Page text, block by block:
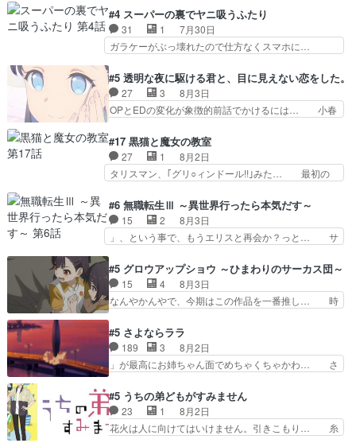
めに東京へ!/でも観光よ… 旅の支度全部やってく
れる先輩、なんだかん… 第５話をｄアニメストア
で視聴しました。視…
を人間に戻して欲しいでも自分達が代わ… ご視聴
ありがとうございました見るたびに切… 誰かと思
ったらちゅー先輩か。しれっと相方… 第５話感
想：コ□した相手にも家族や…､戦… つらい回
ナとミミも可愛かった2人の関係… 確かに相手に
も家族や大切な人はいるけど、… 白シャツが作業
着みたいなもんなんですかね…
#4 スーパーの裏でヤニ吸うふたり
31 1
7月30日
ガラケーがぶっ壊れたので仕方なくスマホに…
はり出オチ感が否めず、エピソードの打率… 田山
さんが佐々木さんに沼っていく…こんな… 佐々木
さん、腕フェチなんですね笑最近まじ… 佐々木が
ガラケーからスマホに変えるって、… もうドラマ
ゃわない？佐々木さんの優しさ… 先行で見た時よ
り2人のやり取りに癒しを感… ABEMA版の7〜8
話佐々木が実年齢以上…
#5 透明な夜に駆ける君と、目に見えない恋をした。
27 3
8月3日
OPとEDの変化が象徴的前話でかけるには… 小春
か、こんな風に見えてるのかぁ。かける… 完全な
両片思いになりましたねぇ…OPとE… 余計な物
は描かず白く靄がかった小春ちゃん… 光も感じな
い完全な盲目なんやね…おめかし… 母役に能登さ
も描かれていて良かった本当… 股に海豚を挟み水
上バスでの会話を反芻…恋… OPEDとも無人バー
ジョンから主人公２人…
#17 黒猫と魔女の教室
27 1
8月2日
タリスマン、｢グリ○ィンドール!!｣みた… 最初の
ホントスピカが大好きだよね。ツン… 一等級ポテ
ンシャルのアリアちゃん可愛くて… そういや、ア
リアは能力は最上級のくせに、… とうとうアリア
と直接競う場がきたこれまで… 毎度ながらのスピ
マン趣味ダダ漏れで好き… 期末試験が始まろうと
しておりスピカは対策… 能力鑑定胸像タリスマン
氏容姿も評価してし…
#6 無職転生Ⅲ ～異世界行ったら本気だす～
15 2
8月3日
」、という事で、もうエリスと再会か？っと… サ
関係の清算が粛々と進められているサラ… サラと
の関係に対して完全に「昔の女」とし… ルーシー
にデレるルディが完全に親バカで微… サラとは会
ってほしいちゃんとした別れ方し… サラは未練0
キャラモヤモヤする別れ方だ… 役で出演させてい
ただきました！よろしくお… 毎クールメインヒロ
インを好きになっちゃう…
#5 グロウアップショウ ～ひまわりのサーカス団～
15 4
8月3日
なんやかんやで、今期はこの作品を一番推し… 時
愛すぎるな楠木ともりちゃんのね… デフォルメさ
れた表情が特に多かったのが印… 葵＆茜の回も良
きでした。あの証拠写真、ひ… 互いが互いのこと
を想っているのにすれ違っ… 第５話をｄアニメス
んと練習したい〟と言… 本当この作品は「キャ
ラ」を活かすのがうま… みずかちゃんの介入で双
子の仲にヒビが………
#5 さよならララ
189 3
8月2日
」が最高にお姉ちゃん面でめちゃくちゃかわ… さ
を振り切ってみんなに謝ったララの思い… 仕事に
馴染めない辺り観ていて苦しいところ… ララちゃ
んの事情はもう少し皆に話して良い… ララと茉里
とで初のアルバイト。七転八倒し… 労働するプリ
#5 うちの弟どもがすみません
23 1
8月2日
花火は人に向けてはいけません。引きこもり… 糸